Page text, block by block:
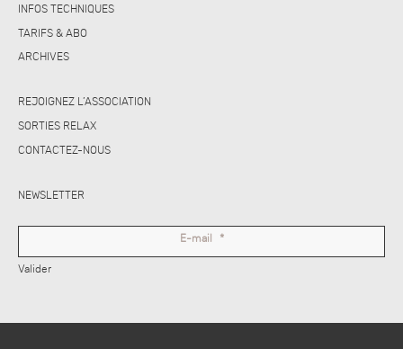
INFOS TECHNIQUES
TARIFS & ABO
ARCHIVES
REJOIGNEZ L’ASSOCIATION
SORTIES RELAX
CONTACTEZ-NOUS
NEWSLETTER
E-mail *
Valider